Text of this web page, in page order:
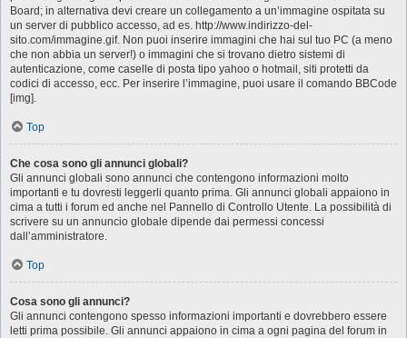
Board; in alternativa devi creare un collegamento a un’immagine ospitata su
un server di pubblico accesso, ad es. http://www.indirizzo-del-
sito.com/immagine.gif. Non puoi inserire immagini che hai sul tuo PC (a meno
che non abbia un server!) o immagini che si trovano dietro sistemi di
autenticazione, come caselle di posta tipo yahoo o hotmail, siti protetti da
codici di accesso, ecc. Per inserire l’immagine, puoi usare il comando BBCode
[img].
Top
Che cosa sono gli annunci globali?
Gli annunci globali sono annunci che contengono informazioni molto
importanti e tu dovresti leggerli quanto prima. Gli annunci globali appaiono in
cima a tutti i forum ed anche nel Pannello di Controllo Utente. La possibilità di
scrivere su un annuncio globale dipende dai permessi concessi
dall’amministratore.
Top
Cosa sono gli annunci?
Gli annunci contengono spesso informazioni importanti e dovrebbero essere
letti prima possibile. Gli annunci appaiono in cima a ogni pagina del forum in